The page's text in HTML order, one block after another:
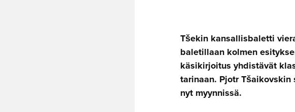
Tšekin kansallisbaletti
baletillaan kolmen
käsikirjoitus yhdistävät
tarinaan. Pjotr
nyt myynnissä.